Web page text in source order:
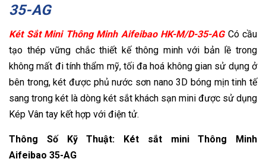
35-AG
Két Sắt Mini Thông Minh Aifeibao HK-M/D-35-AGCó cầu
tạo thép vững chắc thiết kế thông minh với bản lề trong
không mất đi tính thẩm mỹ, tối đa hoá không gian sử dụng ở
bên trong, két được phủ nước sơn nano 3D bóng mịn tinh tế
sang trong két là dòng két sắt khách sạn mini được sử dụng
Kép Vân tay kết hợp với điện tử.
Thông Số Kỹ Thuật: Két sắt mini Thông Minh
Aifeibao 35-AG